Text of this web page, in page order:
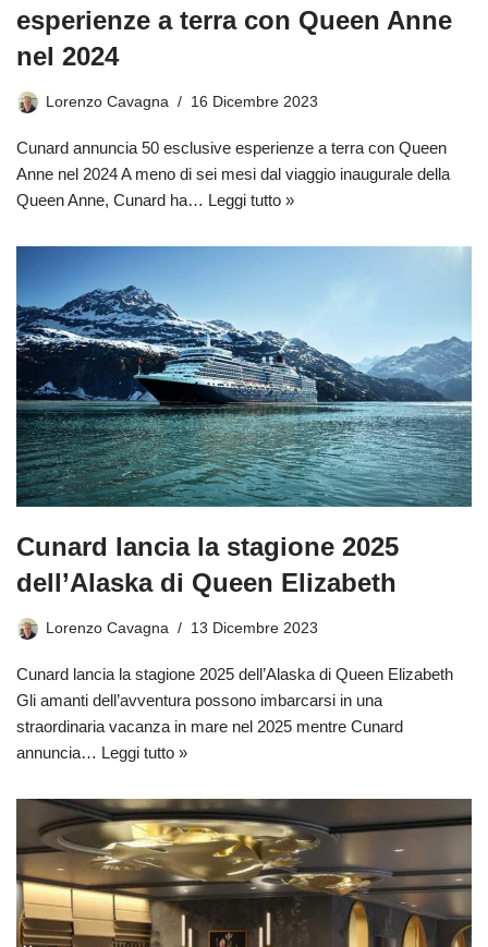
esperienze a terra con Queen Anne
nel 2024
Lorenzo Cavagna 16 Dicembre 2023
Cunard annuncia 50 esclusive esperienze a terra con Queen
Anne nel 2024 A meno di sei mesi dal viaggio inaugurale della
Queen Anne, Cunard ha… Leggi tutto »
Cunard lancia la stagione 2025
dell’Alaska di Queen Elizabeth
Lorenzo Cavagna 13 Dicembre 2023
Cunard lancia la stagione 2025 dell’Alaska di Queen Elizabeth
Gli amanti dell’avventura possono imbarcarsi in una
straordinaria vacanza in mare nel 2025 mentre Cunard
annuncia… Leggi tutto »